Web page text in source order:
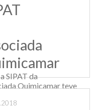
SIPAT da
Quimicamar teve